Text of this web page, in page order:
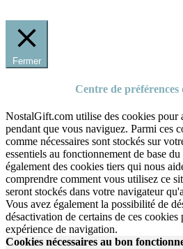
Fermer
Centre de préférences
NostalGift.com utilise des cookies pour
pendant que vous naviguez. Parmi ces
comme nécessaires sont stockés sur
essentiels au fonctionnement de base
également des cookies tiers qui nous
comprendre comment vous utilisez ce
seront stockés dans votre navigateur
Vous avez également la possibilité de
désactivation de certains de ces
expérience de navigation.
Cookies nécessaires au bon